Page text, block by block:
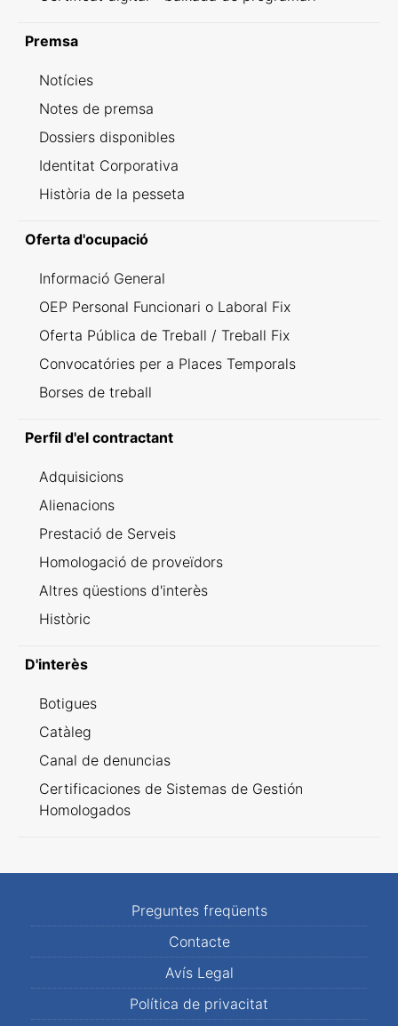
Premsa
Notícies
Notes de premsa
Dossiers disponibles
Identitat Corporativa
Història de la pesseta
Oferta d'ocupació
Informació General
OEP Personal Funcionari o Laboral Fix
Oferta Pública de Treball / Treball Fix
Convocatóries per a Places Temporals
Borses de treball
Perfil d'el contractant
Adquisicions
Alienacions
Prestació de Serveis
Homologació de proveïdors
Altres qüestions d'interès
Històric
D'interès
Botigues
Catàleg
Canal de denuncias
Certificaciones de Sistemas de Gestión
Homologados
Preguntes freqüents
Contacte
Avís Legal
Política de privacitat